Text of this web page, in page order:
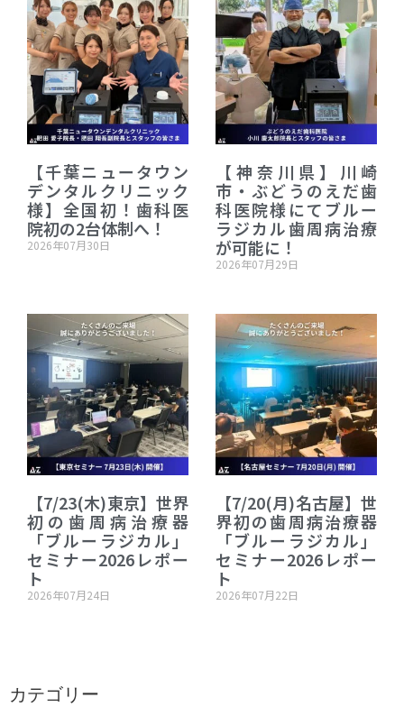
【千葉ニュータウン
デンタルクリニック
様】全国初！歯科医
院初の2台体制へ！
2026年07月30日
【神奈川県】川崎
市・ぶどうのえだ歯
科医院様にてブルー
ラジカル歯周病治療
が可能に！
2026年07月29日
【7/23(木)東京】世界
初の歯周病治療器
「ブルーラジカル」
セミナー2026レポー
ト
2026年07月24日
【7/20(月)名古屋】世
界初の歯周病治療器
「ブルーラジカル」
セミナー2026レポー
ト
2026年07月22日
カテゴリー